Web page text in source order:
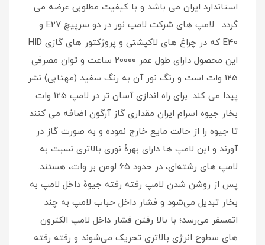
استاندارد ایران می باشد و با کیفیت مطلوبی عرضه می
گردد. لامپ های شرکت لامپ نور در دو سرپیچ E27 و
E40 که در چراغ های لاکپشتی و پروژکتور های گازی HID
این محصول دارای طول عمر 20000 ساعت و توان مصرفی
125 وات است و رنگ نور آن به رنگ سفید (مهتابی) نشر
پیدا می کند. برای راه اندازی آسان تر در لامپ 125 وات
بخار جیوه اسرام ایران مقداری گاز آرگون اضافه می کنند
تا جیوه را از حالت مایع خارج نموده و به صورت گاز در
آورند و این لامپ‌ ها دارای بهرهٔ نوری بالاتری نسبت به
لامپ‌ های رشته‌ای، در حدود ۶۵ لومن بر وات، هستند.
پس از روشن شدن لامپ رفته‌ رفته جیوهٔ داخل لامپ به
بخار تبدیل می‌شود و فشار داخل حباب لامپ به چند
اتمسفر می‌رسد؛ با بالا رفتن فشار داخل لامپ الکترون‌
های سطوح انرژی بالاتری تحریک می‌شوند و رفته‌ رفته